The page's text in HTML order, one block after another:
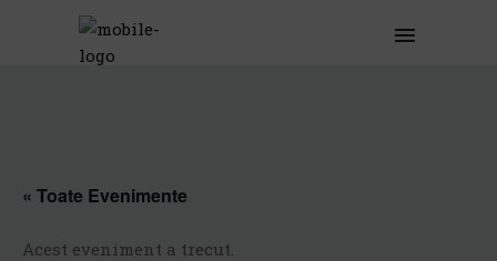
« Toate Evenimente
Acest eveniment a trecut.